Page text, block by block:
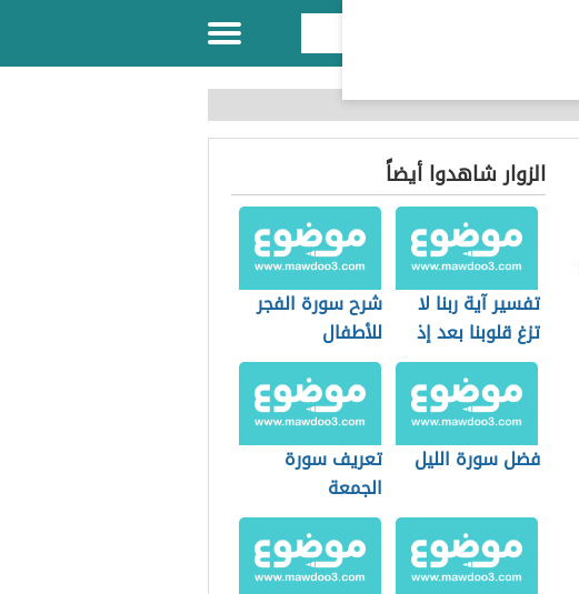
الزوار شاهدوا أيضاً
تفسير آية ربنا لا
تزغ قلوبنا بعد إذ
هديتنا
شرح سورة الفجر
للأطفال
فضل سورة الليل
تعريف سورة
الجمعة